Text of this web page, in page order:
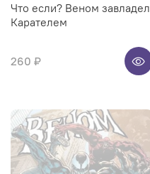
Что если? Веном завладел
Карателем
260 ₽